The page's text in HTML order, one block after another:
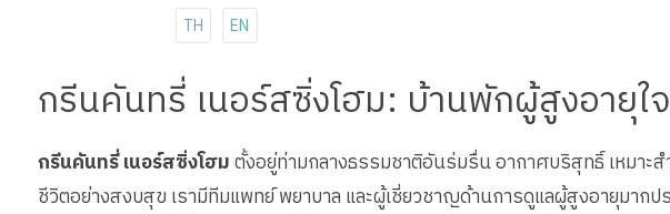
TH EN
กรีนคันทรี่ เนอร์สซิ่งโฮม: บ้านพักผู้สูงอายุใ
กรีนคันทรี่ เนอร์สซิ่งโฮมตั้งอยู่ท่ามกลางธรรมชาติอันร่มรื่น อากาศบริสุทธิ์ เหมาะ
ชีวิตอย่างสงบสุข เรามีทีมแพทย์ พยาบาล และผู้เชี่ยวชาญด้านการดูแลผู้สูงอายุมา